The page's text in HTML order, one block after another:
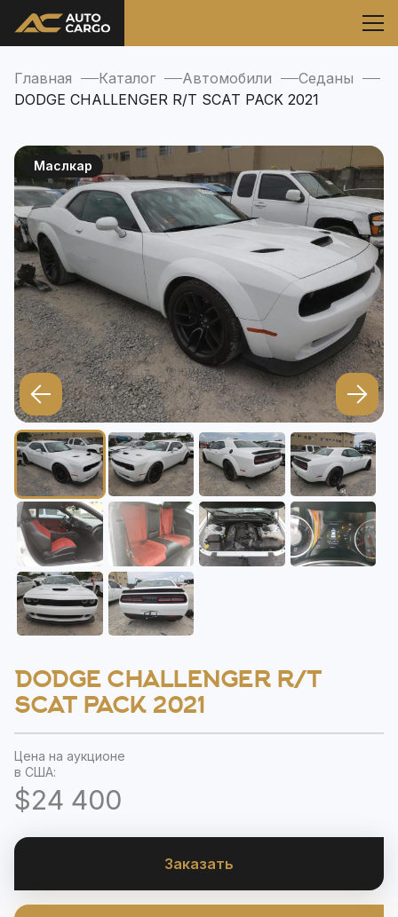
Главная Каталог Автомобили
Седаны
DODGE CHALLENGER R/T SCAT PACK 2021
Маслкар
DODGE CHALLENGER R/T
SCAT PACK 2021
Цена на аукционе
в США:
$24 400
Заказать